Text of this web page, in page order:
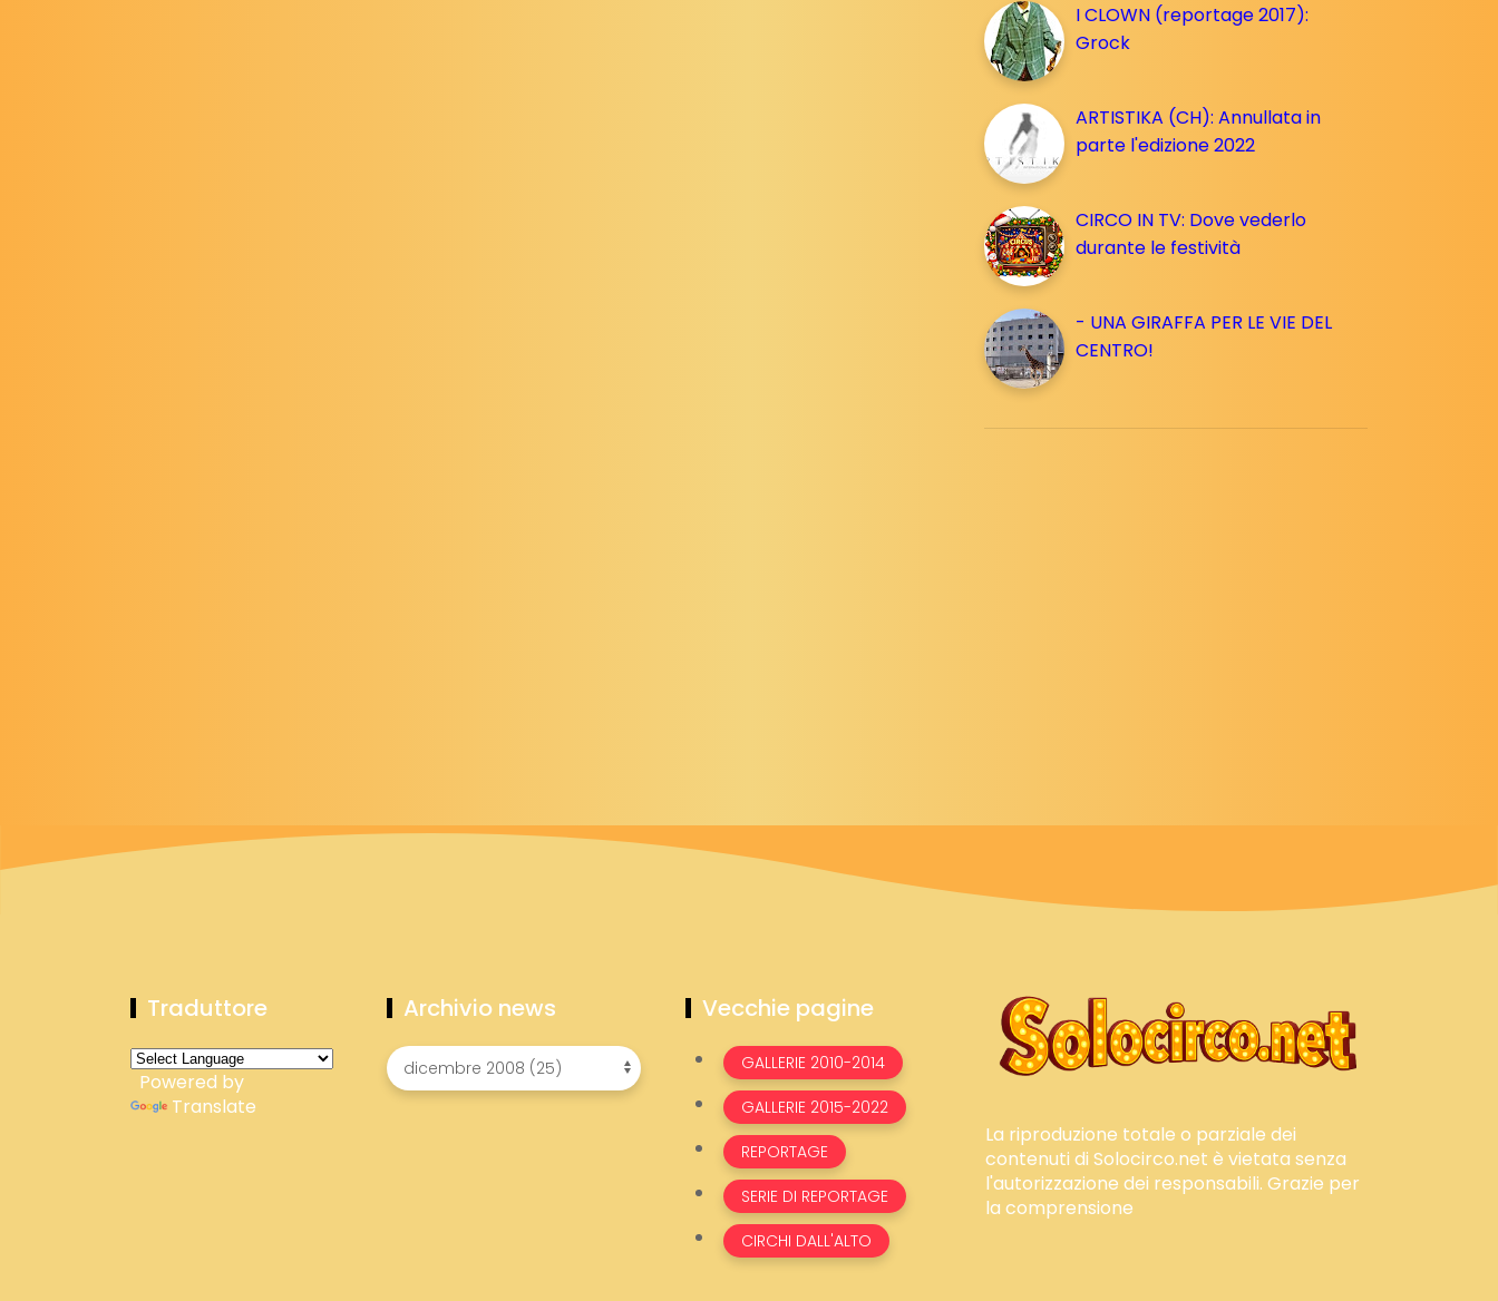
I CLOWN (reportage 2017):
Grock
ARTISTIKA (CH): Annullata in
parte l'edizione 2022
CIRCO IN TV: Dove vederlo
durante le festività
- UNA GIRAFFA PER LE VIE DEL
CENTRO!
Traduttore
Powered by
Translate
Archivio news Vecchie pagine
GALLERIE 2010-2014
GALLERIE 2015-2022
REPORTAGE
SERIE DI REPORTAGE
CIRCHI DALL'ALTO
La riproduzione totale o parziale dei
contenuti di Solocirco.net è vietata senza
l'autorizzazione dei responsabili. Grazie per
la comprensione